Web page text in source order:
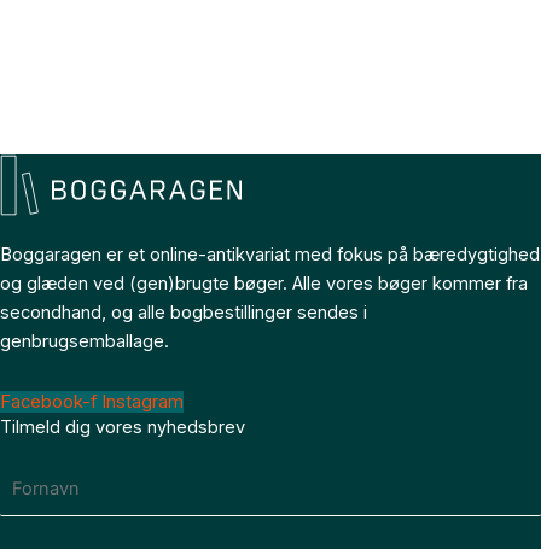
Boggaragen er et online-antikvariat med fokus på bæredygtighed
og glæden ved (gen)brugte bøger. Alle vores bøger kommer fra
secondhand, og alle bogbestillinger sendes i
genbrugsemballage.
Facebook-f Instagram
Tilmeld dig vores nyhedsbrev